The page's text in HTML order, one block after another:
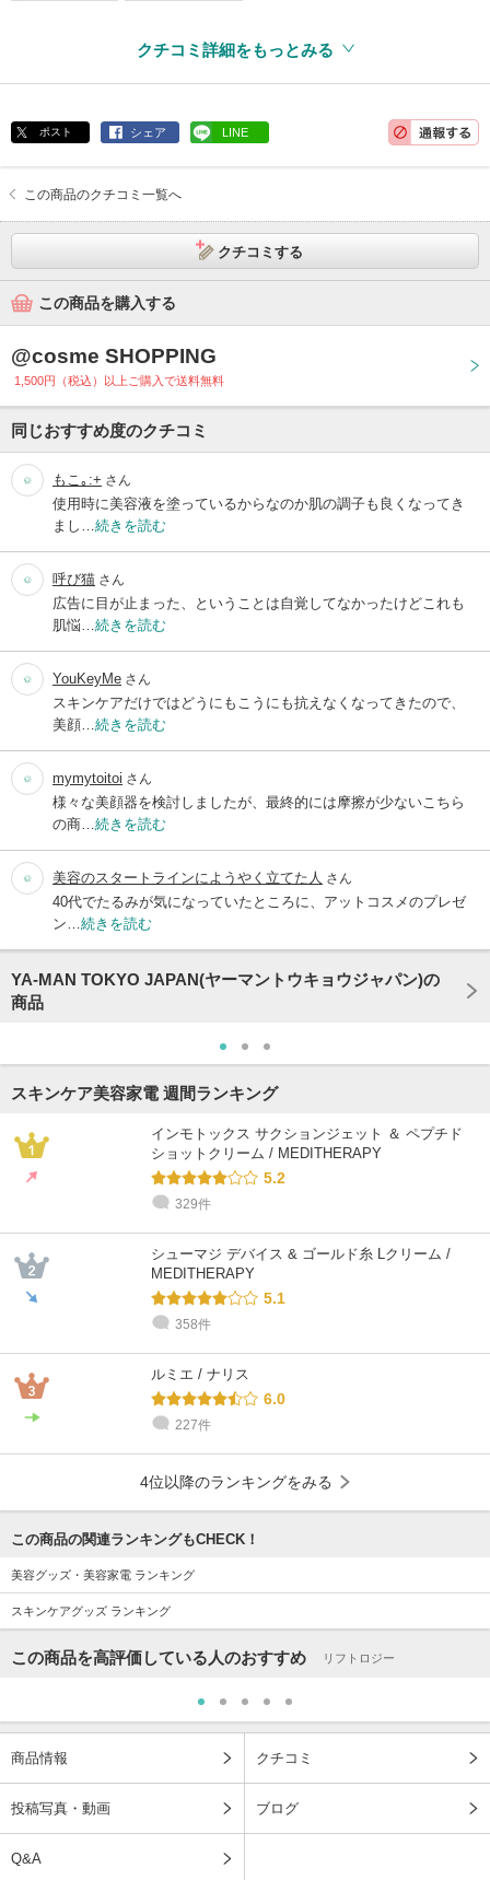
クチコミ詳細をもっとみる
ポスト シェア LINE
この商品のクチコミ一覧へ
クチコミする
この商品を購入する
@cosme SHOPPING
1,500円（税込）以上ご購入で送料無料
同じおすすめ度のクチコミ
もこ｡:+ さん
使用時に美容液を塗っているからなのか肌の調子も良くなってき
まし… 続きを読む
呼び猫 さん
広告に目が止まった、ということは自覚してなかったけどこれも
肌悩… 続きを読む
YouKeyMe さん
スキンケアだけではどうにもこうにも抗えなくなってきたので、
美顔… 続きを読む
mymytoitoi さん
様々な美顔器を検討しましたが、最終的には摩擦が少ないこちら
の商… 続きを読む
美容のスタートラインにようやく立てた人 さん
40代でたるみが気になっていたところに、アットコスメのプレゼ
ン… 続きを読む
YA-MAN TOKYO JAPAN(ヤーマントウキョウジャパン)の
商品
スキンケア美容家電 週間ランキング
インモトックス サクションジェット ＆ ペプチド
ショットクリーム / MEDITHERAPY
5.2
329件
シューマジ デバイス & ゴールド糸 Lクリーム /
MEDITHERAPY
5.1
358件
ルミエ / ナリス
6.0
227件
4位以降のランキングをみる
この商品の関連ランキングもCHECK！
美容グッズ・美容家電 ランキング
スキンケアグッズ ランキング
この商品を高評価している人のおすすめ リフトロジー
商品情報 クチコミ
投稿写真・動画 ブログ
Q&A